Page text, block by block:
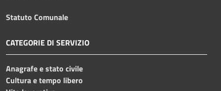
Statuto Comunale
CATEGORIE DI SERVIZIO
Anagrafe e stato civile
Cultura e tempo libero